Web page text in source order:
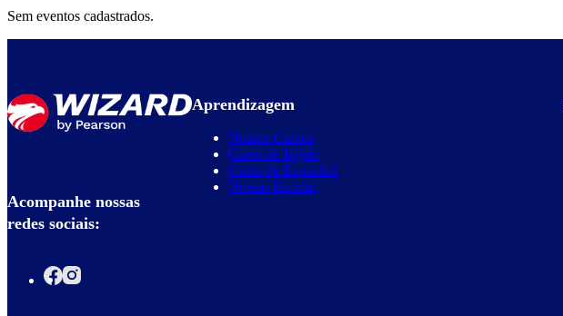
Sem eventos cadastrados.
Acompanhe nossas
redes sociais:
Aprendizagem
Nossos Cursos
Curso de Inglês
Curso de Espanhol
Nossas Escolas